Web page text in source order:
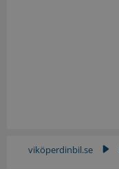
viköperdinbil.se